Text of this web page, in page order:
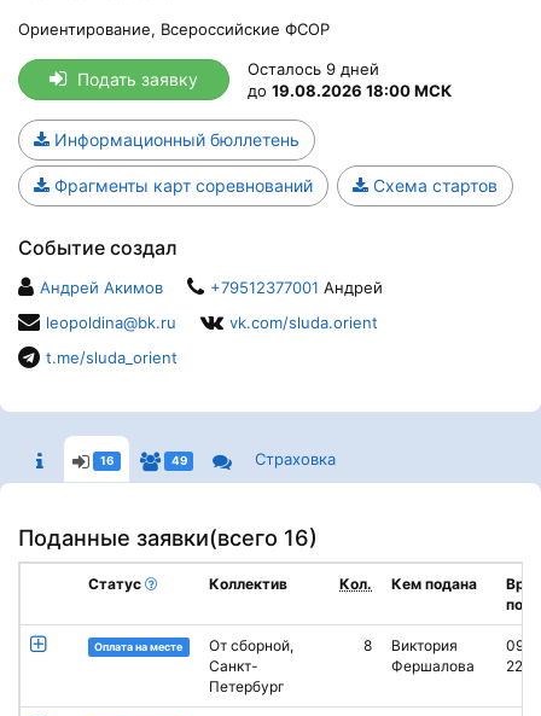
Ориентирование, Всероссийские ФСОР
Подать заявку
Осталось 9 дней
до 19.08.2026 18:00 МСК
Информационный бюллетень
Фрагменты карт соревнований Схема стартов
Событие создал
Андрей Акимов +79512377001 Андрей
leopoldina@bk.ru
vk.com/sluda.orient
t.me/sluda_orient
16 49 Страховка
Поданные заявки(всего 16)
Статус Коллектив Кол. Кем подана
Оплата на месте
От сборной,
Санкт-
Петербург
8
Виктория
Фершалова